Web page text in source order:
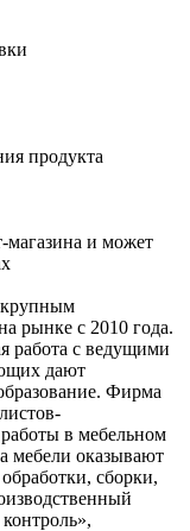
продукта
магазина и может
крупным
рынке с 2010 года.
работа с ведущими
дают
Фирма
в мебельном
мебели оказывают
сборки,